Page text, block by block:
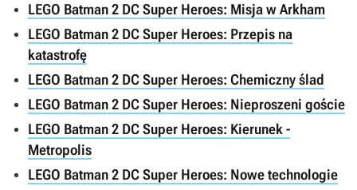
LEGO Batman 2 DC Super Heroes: Misja w Arkham
LEGO Batman 2 DC Super Heroes: Przepis na
katastrofę
LEGO Batman 2 DC Super Heroes: Chemiczny ślad
LEGO Batman 2 DC Super Heroes: Nieproszeni goście
LEGO Batman 2 DC Super Heroes: Kierunek -
Metropolis
LEGO Batman 2 DC Super Heroes: Nowe technologie